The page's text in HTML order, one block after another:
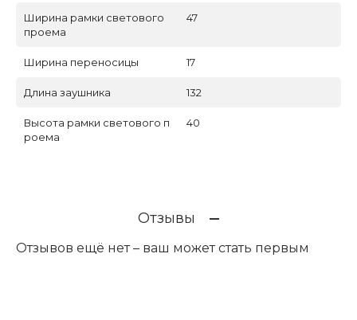
Ширина рамки светового
проема
47
Ширина переносицы 17
Длина заушника 132
Высота рамки светового п
роема
40
Отзывы
Отзывов ещё нет – ваш может стать первым